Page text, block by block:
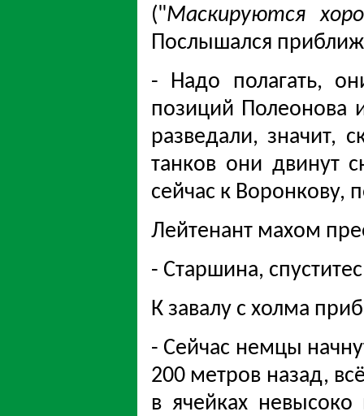
("Маскируются
Послышался
- Надо полагать,
позиций Полеонова
разведали, значит,
танков они двинут
сейчас к Воронкову,
Лейтенант махом
- Старшина,
К завалу с холма
- Сейчас немцы
200 метров назад,
в ячейках